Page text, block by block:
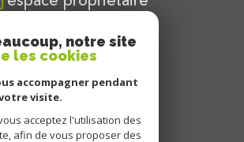
nous
suivre
nous
notre site
les cookies
accompagner pendant
visite.
acceptez l'utilisation des
afin de vous proposer des